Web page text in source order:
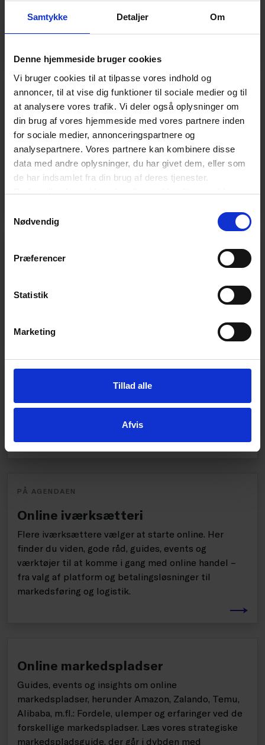
Samtykke Detaljer Om
Denne hjemmeside bruger cookies
Vi bruger cookies til at tilpasse vores indhold og
annoncer, til at vise dig funktioner til sociale medier og til
at analysere vores trafik. Vi deler også oplysninger om
din brug af vores hjemmeside med vores partnere inden
for sociale medier, annonceringspartnere og
analysepartnere. Vores partnere kan kombinere disse
data med andre oplysninger, du har givet dem, eller som
de har indsamlet fra din brug af deres tjenester.
Du kan til enhver tid ændre eller trække dit samtykke
hjørne på websitet.
Nødvendig
Præferencer
Statistik
Marketing
Tillad alle
Afvis
e-handel, hvis opgave er at fremme e-handlens
interesser og indflydelse i Europa som fortaler for
branchen, gennem kommunikation og networking.
Grøn Omstilling
Integrér ansvarlighed i din e-handelsstrategi. Få
indblik i forbrugerforventninger, regulering og
konkrete tiltag, der styrker din virksomheds grønne
profil – fra emballage og returhåndtering til
klimakommunikation og sporbarhed.
Kommercielle højsæsoner
kampagner – de er afgørende salgsperioder, hvor
Online Markedsføring
Guides og webinarer om SEO, social media m.m.
PÅ AGENDAEN
Online iværksætteri
Flere iværksættere vælger at starte online. Her
finder du viden, gode råd, guides, events og
værktøjer til at komme i gang med online handel –
fra valg af platform og betalingsløsninger til
markedsføring og logistik.
Online markedspladser
Guides, events og insights om online
markedspladser, herunder Amazon, Zalando, Temu,
Alibaba, m.fl.: Fordele, ulemper og erfaringer ved de
forskellige markedspladser. Læs vores strategiske
markedspladsguide, der går i dybden med